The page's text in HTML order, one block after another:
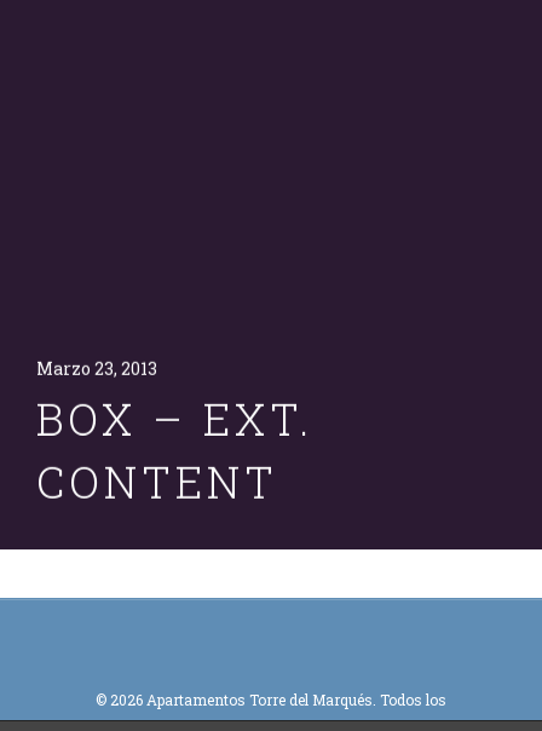
Marzo 23, 2013
BOX – EXT.
CONTENT
© 2026 Apartamentos Torre del Marqués. Todos los
derechos reservados.